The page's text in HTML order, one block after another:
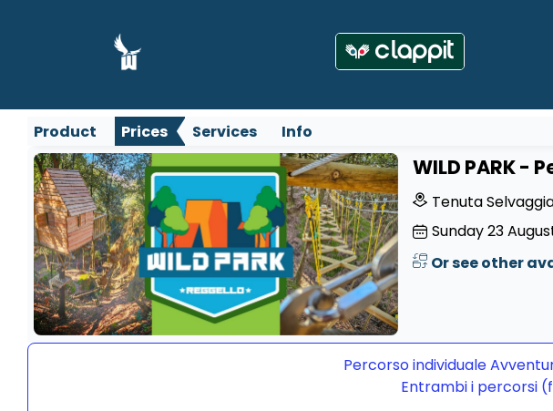
Product Prices Services Info
WILD PARK -
Tenuta
Sunday23
Or see other
Percorso individuale
Entrambi i percorsi